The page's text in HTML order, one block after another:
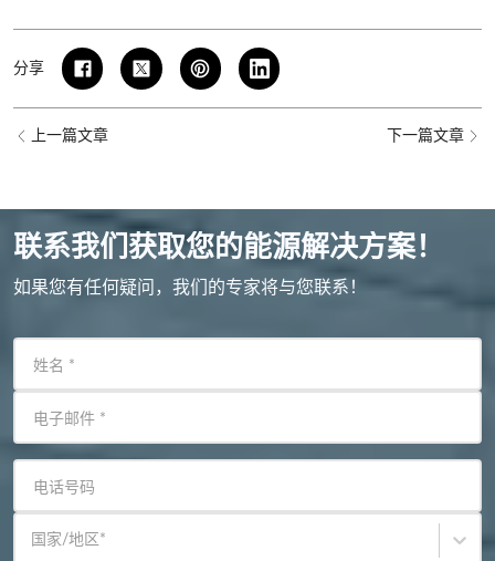
分享
上一篇文章 下一篇文章
联系我们获取您的能源解决方案！
如果您有任何疑问，我们的专家将与您联系！
姓名 *
电子邮件 *
电话号码
国家/地区 *